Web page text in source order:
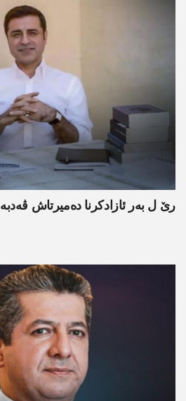
رێ ل بەر ئازادکرنا دەمیرتاش ڤەدبە